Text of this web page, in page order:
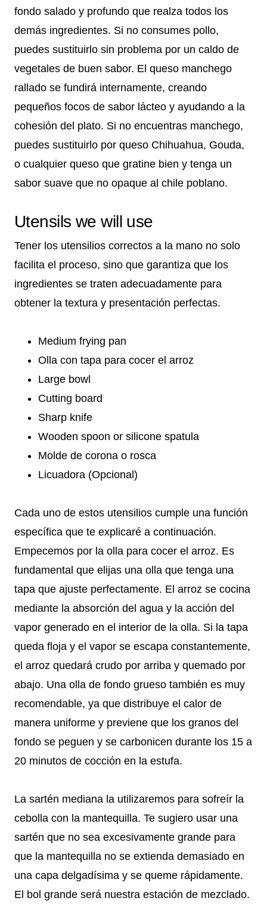
fondo salado y profundo que realza todos los
demás ingredientes. Si no consumes pollo,
puedes sustituirlo sin problema por un caldo de
vegetales de buen sabor. El queso manchego
rallado se fundirá internamente, creando
pequeños focos de sabor lácteo y ayudando a la
cohesión del plato. Si no encuentras manchego,
puedes sustituirlo por queso Chihuahua, Gouda,
o cualquier queso que gratine bien y tenga un
sabor suave que no opaque al chile poblano.
Utensils we will use
Tener los utensilios correctos a la mano no solo
facilita el proceso, sino que garantiza que los
ingredientes se traten adecuadamente para
obtener la textura y presentación perfectas.
Medium frying pan
Olla con tapa para cocer el arroz
Large bowl
Cutting board
Sharp knife
Wooden spoon or silicone spatula
Molde de corona o rosca
Licuadora (Opcional)
Cada uno de estos utensilios cumple una función
específica que te explicaré a continuación.
Empecemos por la olla para cocer el arroz. Es
fundamental que elijas una olla que tenga una
tapa que ajuste perfectamente. El arroz se cocina
mediante la absorción del agua y la acción del
vapor generado en el interior de la olla. Si la tapa
queda floja y el vapor se escapa constantemente,
el arroz quedará crudo por arriba y quemado por
abajo. Una olla de fondo grueso también es muy
recomendable, ya que distribuye el calor de
manera uniforme y previene que los granos del
fondo se peguen y se carbonicen durante los 15 a
20 minutos de cocción en la estufa.
La sartén mediana la utilizaremos para sofreír la
cebolla con la mantequilla. Te sugiero usar una
sartén que no sea excesivamente grande para
que la mantequilla no se extienda demasiado en
una capa delgadísima y se queme rápidamente.
El bol grande será nuestra estación de mezclado.